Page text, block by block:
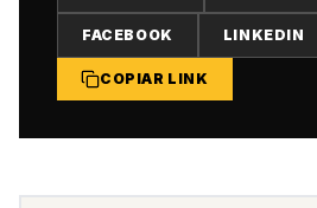
FACEBOOK LINKEDIN
COPIAR LINK